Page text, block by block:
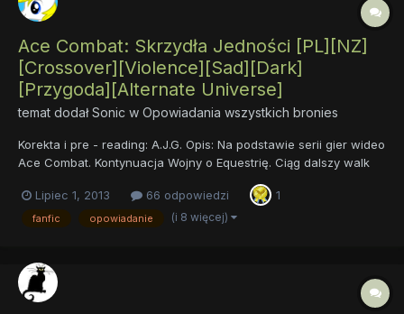
Ace Combat: Skrzydła Jedności [PL][NZ]
[Crossover][Violence][Sad][Dark]
[Przygoda][Alternate Universe]
temat dodałSonic w Opowiadania wszystkich bronies
Korekta i pre - reading: A.J.G. Opis: Na podstawie serii gier wideo
Ace Combat. Kontynuacja Wojny o Equestrię. Ciąg dalszy walk
i harmonia powróciły do Equestrii. Jednak, z mroków
przeszłości, ujawnia się nowy wróg... Grupa kucyków...
Lipiec 1, 2013 66 odpowiedzi 1
fanfic opowiadanie (i 8 więcej)